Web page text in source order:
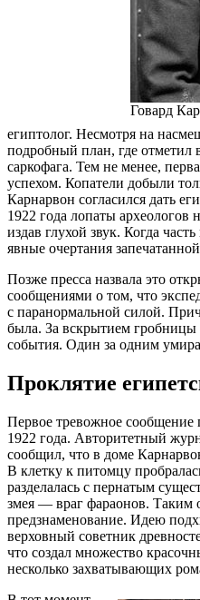
Говард
египтолог. Несмотря на
подробный план, где
саркофага. Тем не менее,
успехом. Копатели добыли
Карнарвон согласился дать
1922 года лопаты археологов
издав глухой звук. Когда
явные очертания
Позже пресса назвала это
сообщениями о том, что
с паранормальной силой.
была. За вскрытием гробницы
события. Один за одним
Проклятие
Первое тревожное сообщение
1922 года. Авторитетный
сообщил, что в доме
В клетку к питомцу
разделалась с пернатым
змея — враг фараонов. Таким
предзнаменование. Идею
верховный советник
что создал множество
несколько захватывающих